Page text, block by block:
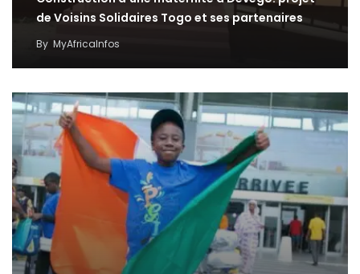
de Voisins Solidaires Togo et ses partenaires
By MyAfricaInfos